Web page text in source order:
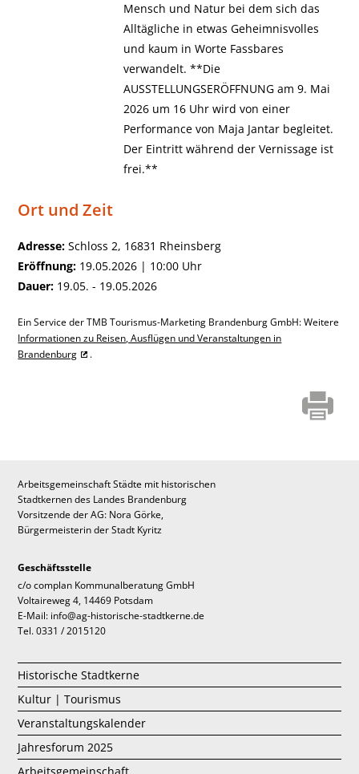
Mensch und Natur bei dem sich das
Alltägliche in etwas Geheimnisvolles
und kaum in Worte Fassbares
verwandelt. **Die
AUSSTELLUNGSERÖFFNUNG am 9. Mai
2026 um 16 Uhr wird von einer
Performance von Maja Jantar begleitet.
Der Eintritt während der Vernissage ist
frei.**
Ort und Zeit
Adresse: Schloss 2, 16831 Rheinsberg
Eröffnung: 19.05.2026 | 10:00 Uhr
Dauer: 19.05. - 19.05.2026
Ein Service der TMB Tourismus-Marketing Brandenburg GmbH: Weitere
Informationen zu Reisen, Ausflügen und Veranstaltungen in
Brandenburg
.
Arbeitsgemeinschaft Städte mit historischen
Stadtkernen des Landes Brandenburg
Vorsitzende der AG: Nora Görke,
Bürgermeisterin der Stadt Kyritz
Geschäftsstelle
c/o complan Kommunalberatung GmbH
Voltaireweg 4, 14469 Potsdam
E-Mail: info@ag-historische-stadtkerne.de
Tel. 0331 / 2015120
Historische Stadtkerne
Kultur | Tourismus
Veranstaltungskalender
Jahresforum 2025